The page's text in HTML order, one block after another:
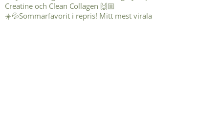
☀️💦Sommarfavorit i repris! Mitt mest virala